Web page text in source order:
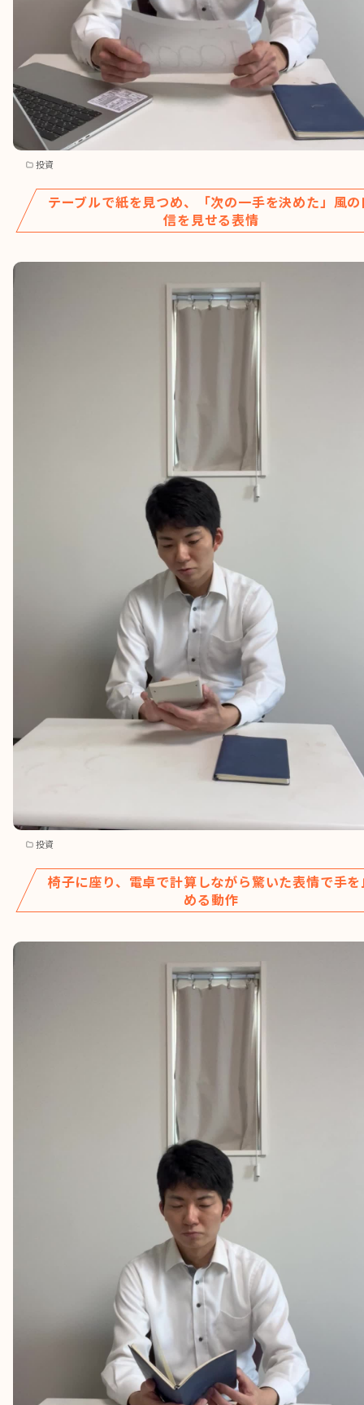
投資
テーブルで紙を見つめ、「次の一手を決めた」風
信を見せる表情
投資
椅子に座り、電卓で計算しながら驚いた表情で手
める動作